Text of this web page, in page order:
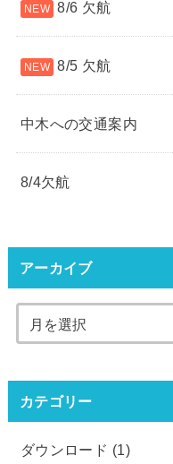
8/6 欠航
8/5 欠航
中木への交通案内
8/4欠航
アーカイブ
カテゴリー
ダウンロード (1)